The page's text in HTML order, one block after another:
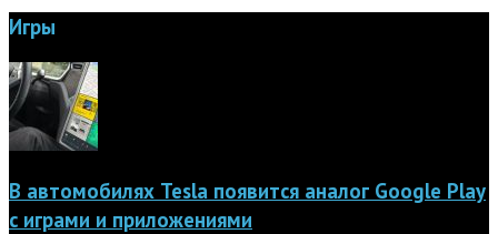
Игры
В автомобилях Tesla появится аналог Google Play
с играми и приложениями